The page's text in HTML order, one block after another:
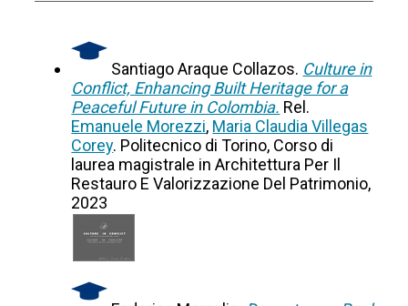
Santiago Araque Collazos. Culture in
Conflict, Enhancing Built Heritage for a
Peaceful Future in Colombia. Rel.
Emanuele Morezzi, Maria Claudia Villegas
Corey. Politecnico di Torino, Corso di
laurea magistrale in Architettura Per Il
Restauro E Valorizzazione Del Patrimonio,
2023